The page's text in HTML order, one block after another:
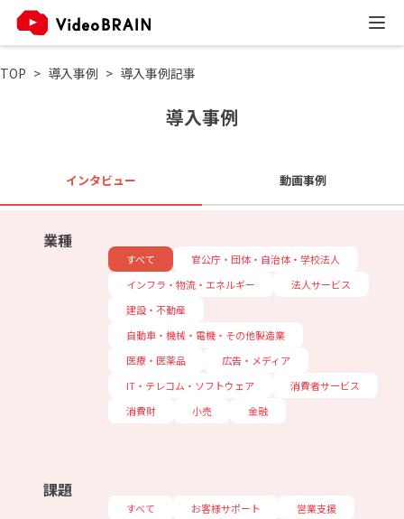
TOP 導入事例 導入事例記事
導入事例
インタビュー 動画事例
業種
すべて
官公庁・団体・自治体・学校法人
インフラ・物流・エネルギー
法人サービス
建設・不動産
自動車・機械・電機・その他製造業
医療・医薬品
広告・メディア
IT・テレコム・ソフトウェア
消費者サービス
消費財
小売 金融
課題
すべて お客様サポート
営業支援